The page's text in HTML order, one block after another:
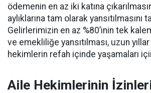
ödemenin en az iki katına
aylıklarına tam olarak yansıtılmasını
Gelirlerimizin en az %80’inin tek
ve emekliliğe yansıtılması, uzun
hekimlerin refah içinde yaşamaları
Aile Hekimlerinin